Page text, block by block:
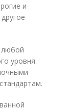
и
любой
уровня.